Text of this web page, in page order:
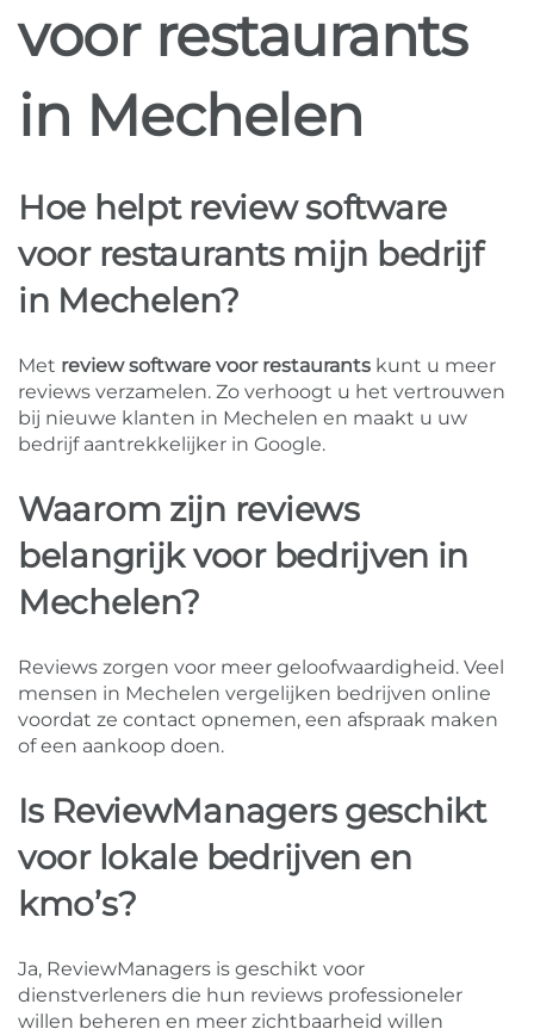
voor restaurants
in Mechelen
Hoe helpt review software
voor restaurants mijn bedrijf
in Mechelen?
Met review software voor restaurants kunt u meer
reviews verzamelen. Zo verhoogt u het vertrouwen
bij nieuwe klanten in Mechelen en maakt u uw
bedrijf aantrekkelijker in Google.
Waarom zijn reviews
belangrijk voor bedrijven in
Mechelen?
Reviews zorgen voor meer geloofwaardigheid. Veel
mensen in Mechelen vergelijken bedrijven online
voordat ze contact opnemen, een afspraak maken
of een aankoop doen.
Is ReviewManagers geschikt
voor lokale bedrijven en
kmo’s?
Ja, ReviewManagers is geschikt voor
dienstverleners die hun reviews professioneler
willen beheren en meer zichtbaarheid willen